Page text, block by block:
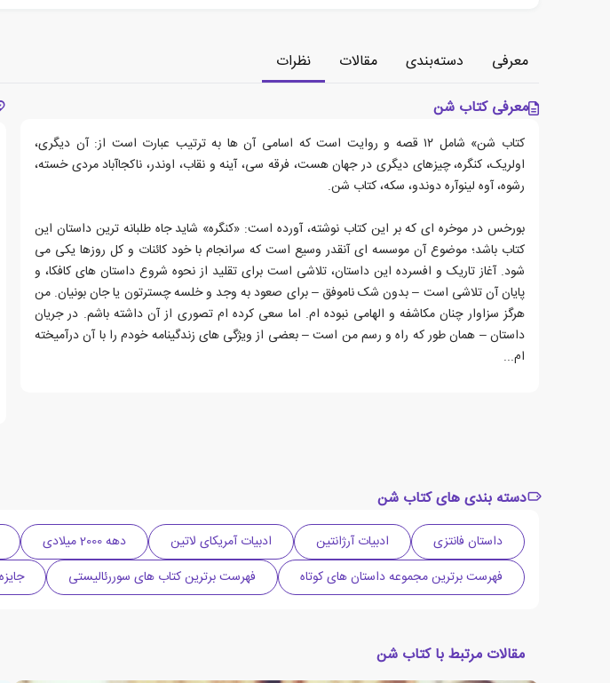
معرفی دسته‌بندی مقالات
نظرات
معرفی کتاب شن
کتاب شن» شامل ۱۲ قصه و روایت است که اسامی آن ها به ترتیب عبارت است از: آن دیگری،
اولریک، کنگره، چیزهای دیگری در جهان هست، فرقه سی، آینه و نقاب، اوندر، ناکجاآباد مردی خسته،
رشوه، آوه لینوآره دوندو، سکه، کتاب شن.
بورخس در موخره ای که بر این کتاب نوشته، آورده است: «کنگره» شاید جاه طلبانه ترین داستان این
کتاب باشد؛ موضوع آن موسسه ای آنقدر وسیع است که سرانجام با خود کائنات و کل روزها یکی می
شود. آغاز تاریک و افسرده این داستان، تلاشی است برای تقلید از نحوه شروع داستان های کافکا، و
پایان آن تلاشی است – بدون شک ناموفق – برای صعود به وجد و خلسه چسترتون یا جان بونیان. من
هرگز سزاوار چنان مکاشفه و الهامی نبوده ام. اما سعی کرده ام تصوری از آن داشته باشم. در جریان
داستان – همان طور که راه و رسم من است – بعضی از ویژگی های زندگینامه خودم را با آن درآمیخته
ام...
دسته بندی های کتاب شن
داستان فانتزی ادبیات آرژانتین ادبیات آمریکای لاتین دهه 2000 میلادی
فهرست برترین مجموعه داستان های کوتاه
فهرست برترین کتاب های سوررئالیستی
مقالات مرتبط با کتاب شن